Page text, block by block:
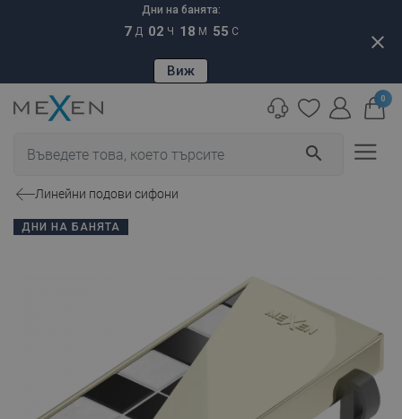
Дни на банята:
7 Д 02 Ч 18 М 54 С
Виж
close
search
0
Линейни подови сифони
ДНИ НА БАНЯТА